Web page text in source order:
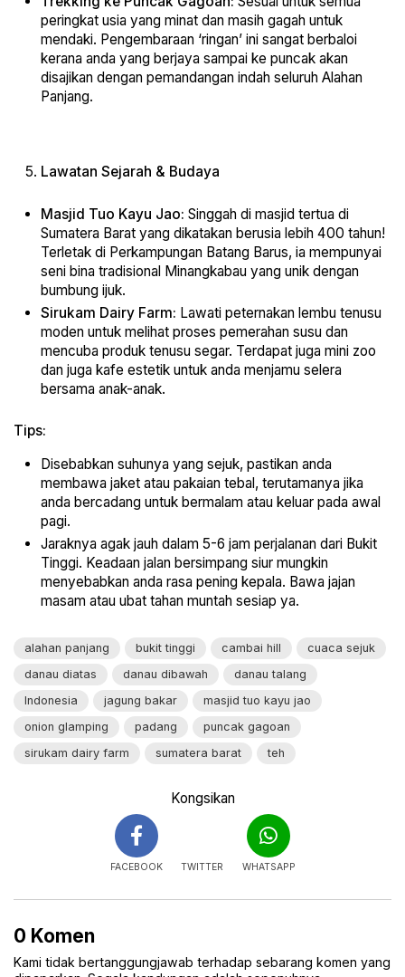
peringkat usia yang minat dan masih gagah untuk
mendaki. Pengembaraan ‘ringan’ ini sangat berbaloi
kerana anda yang berjaya sampai ke puncak akan
disajikan dengan pemandangan indah seluruh Alahan
Panjang.
Lawatan Sejarah & Budaya
Masjid Tuo Kayu Jao: Singgah di masjid tertua di
Sumatera Barat yang dikatakan berusia lebih 400 tahun!
Terletak di Perkampungan Batang Barus, ia mempunyai
seni bina tradisional Minangkabau yang unik dengan
bumbung ijuk.
Sirukam Dairy Farm: Lawati peternakan lembu tenusu
moden untuk melihat proses pemerahan susu dan
mencuba produk tenusu segar. Terdapat juga mini zoo
dan juga kafe estetik untuk anda menjamu selera
bersama anak-anak.
Tips:
Disebabkan suhunya yang sejuk, pastikan anda
membawa jaket atau pakaian tebal, terutamanya jika
anda bercadang untuk bermalam atau keluar pada awal
pagi.
Jaraknya agak jauh dalam 5-6 jam perjalanan dari Bukit
Tinggi. Keadaan jalan bersimpang siur mungkin
menyebabkan anda rasa pening kepala. Bawa jajan
masam atau ubat tahan muntah sesiap ya.
alahan panjang bukit tinggi cambai hill
cuaca sejuk
danau diatas
danau dibawah
danau talang
Indonesia
jagung bakar
masjid tuo kayu jao
onion glamping
padang
puncak gagoan
sirukam dairy farm
sumatera barat teh
Kongsikan
FACEBOOK TWITTER WHATSAPP
0 Komen
Kami tidak bertanggungjawab terhadap sebarang komen yang